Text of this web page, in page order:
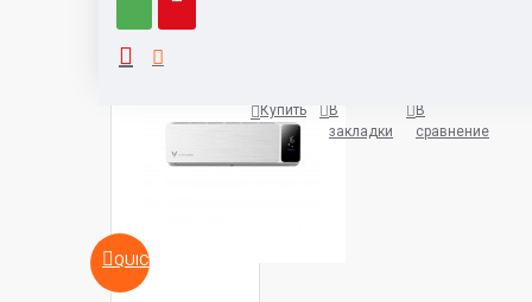
QUICKVIEW
Купить
В
закладки
В
сравнение